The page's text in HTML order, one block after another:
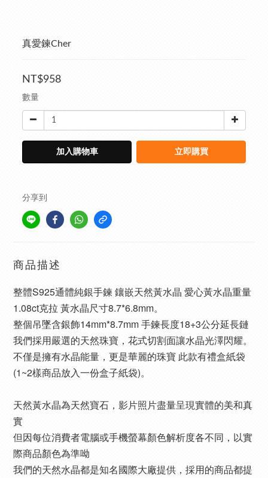
真愛鍊Cher
NT$958
數量
加入購物車 立即購買
分享到
商品描述
整體S925通體純銀手鍊 鑲嵌天然黃水晶 愛心黃水晶重量
1.08ct克拉 黃水晶尺寸8.7*6.8mm。
整個吊墜含銀飾14mm*8.7mm 手鍊長度18+3公分延長鏈
我們採用嚴選的天然珠寶，花式切割面讓水晶光澤閃耀。
不僅是擁有水晶能量，更是華麗的珠寶 此款有禮盒紙袋
(1~2樣商品放入一份盒子紙袋)。
天然黃水晶為天然寶石，影片照片盡量呈現實體的美和真
實
但因每位消費者電腦或手機螢幕顏色解析度各不同，以實
際商品顏色為準呦
我們的天然水晶都是知名國際大廠提供，採用的商品都提